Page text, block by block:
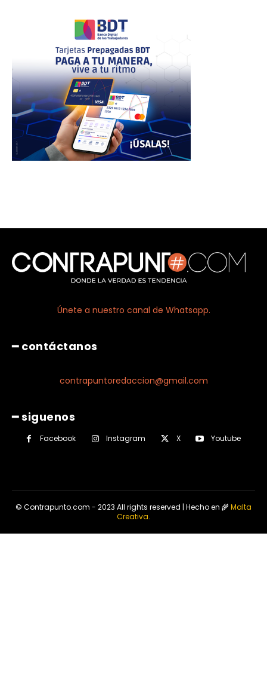
Únete a nuestro canal de Whatsapp.
━ contáctanos
contrapuntoredaccion@gmail.com
━ siguenos
Facebook Instagram X Youtube
© Contrapunto.com - 2023 All rights reserved | Hecho en 🌾Malta
Creativa.